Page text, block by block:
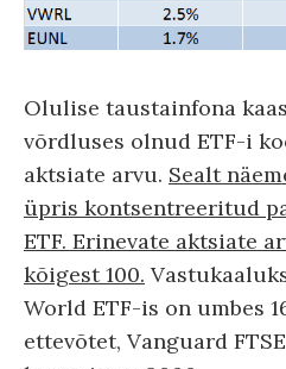
Olulise taustainfona
võrdluses olnud ETF-i
aktsiate arvu. Sealt
üpris kontsentreeritud
ETF. Erinevate aktsiate
kõigest 100.
World ETF-is on umbes
ettevõtet, Vanguard